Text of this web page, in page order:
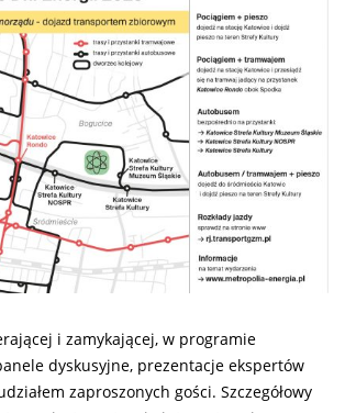
i zamykającej, w programie
dyskusyjne, prezentacje ekspertów
zaproszonych gości. Szczegółowy